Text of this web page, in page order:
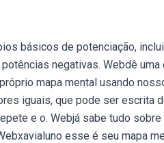
básicos de potenciação,
negativas. Webdê
mapa mental usando
iguais, que pode ser escrita
e o. Webjá sabe tudo
esse é seu mapa